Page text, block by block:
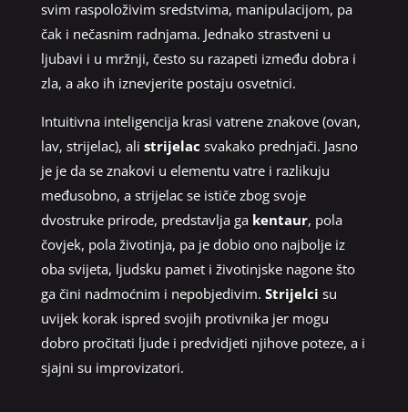
svim raspoloživim sredstvima, manipulacijom, pa
čak i nečasnim radnjama. Jednako strastveni u
ljubavi i u mržnji, često su razapeti između dobra i
zla, a ako ih iznevjerite postaju osvetnici.
Intuitivna inteligencija krasi vatrene znakove (ovan,
lav, strijelac), ali strijelac svakako prednjači. Jasno
je je da se znakovi u elementu vatre i razlikuju
međusobno, a strijelac se ističe zbog svoje
dvostruke prirode, predstavlja ga kentaur, pola
čovjek, pola životinja, pa je dobio ono najbolje iz
oba svijeta, ljudsku pamet i životinjske nagone što
ga čini nadmoćnim i nepobjedivim. Strijelci su
uvijek korak ispred svojih protivnika jer mogu
dobro pročitati ljude i predvidjeti njihove poteze, a i
sjajni su improvizatori.